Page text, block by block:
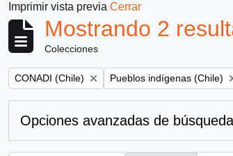
Imprimir vista previa Cerrar
Mostrando 2
Colecciones
Remove filter:
CONADI (Chile) Remove filter:
Pueblos indígenas (Chile)
Opciones avanzadas de búsqueda